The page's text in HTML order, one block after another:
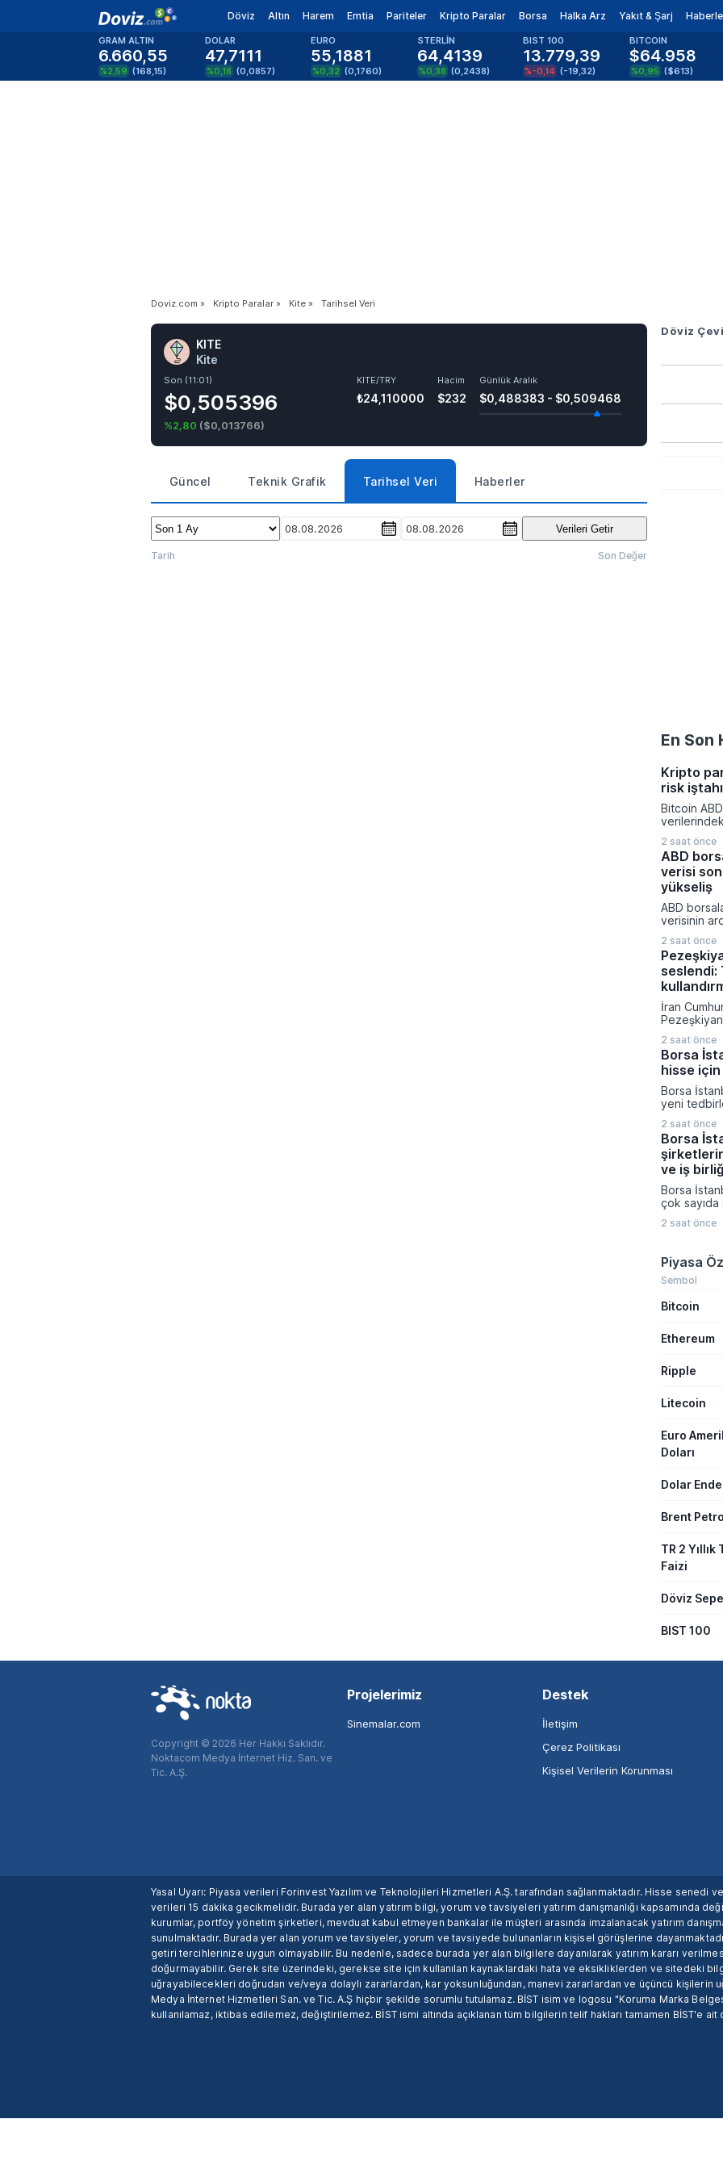
Döviz Altın Harem Emtia Pariteler Kripto Paralar Borsa Halka Arz Yakıt & Şarj
GRAM ALTIN
6.660,55
%2,59 (168,15)
DOLAR
47,7111
%0,18 (0,0857)
EURO
55,1881
%0,32 (0,1760)
STERLİN
64,4139
%0,38 (0,2438)
BIST 100
13.779,39
%-0,14 (-19,32)
BITCOIN
$64.958
%0,95 ($613)
Doviz.com » Kripto Paralar » Kite » Tarihsel Veri
KITE
Kite
Son (11:01)
$0,505396
%2,80 ($0,013766)
KITE/TRY
₺24,110000
Hacim
$232
Günlük Aralık
$0,488383 - $0,509468
Güncel Teknik Grafik Tarihsel Veri Haberler
08.08.2026 08.08.2026 Verileri Getir
Tarih Son Değer
Döviz
En Son
Kripto
risk
Bitcoin
kapattı.
dönemde
2 saat önce
ABD
verisi
yükseliş
ABD
verisinin
artırım
fiyatladı.
güçlü
yukarı
son
elde edildi.
2 saat önce
seslendi:
İran
Pezeşkiyan
diplomatik
vurgu
mesajı
hükümetin
Müslüman
saldırı
gerektiğini
2 saat önce
Borsa
hisse
Borsa
yeni
Platformu
açıklamada
Enerji ve
paylarına
Ağustos
girecek.
2 saat önce
Borsa
ve iş
Borsa
çok sayıda
farklı
birliklerini
Şirketlerin
veriler
üretim
2 saat önce
Piyasa
Sembol
Bitcoin
Ethereum
Ripple
Litecoin
Euro
Doları
Dolar
Brent
TR 2 Yıllık
Faizi
Döviz
BIST 100
Copyright © 2026 Her Hakkı Saklıdır.
Noktacom Medya İnternet Hiz. San. ve
Tic. A.Ş.
Projelerimiz
Sinemalar.com
Destek
İletişim
Çerez Politikası
Kişisel Verilerin Korunması
Yasal Uyarı: Piyasa verileri Forinvest Yazılım ve Teknolojileri Hizmetleri A.Ş. tarafından sağlanmaktadır. Hisse senedi
verileri 15 dakika gecikmelidir. Burada yer alan yatırım bilgi, yorum ve tavsiyeleri yatırım danışmanlığı kapsamında
kurumlar, portföy yönetim şirketleri, mevduat kabul etmeyen bankalar ile müşteri arasında imzalanacak yatırım
sunulmaktadır. Burada yer alan yorum ve tavsiyeler, yorum ve tavsiyede bulunanların kişisel görüşlerine
getiri tercihlerinize uygun olmayabilir. Bu nedenle, sadece burada yer alan bilgilere dayanılarak yatırım kararı
doğurmayabilir. Gerek site üzerindeki, gerekse site için kullanılan kaynaklardaki hata ve eksikliklerden ve sitedeki
uğrayabilecekleri doğrudan ve/veya dolaylı zararlardan, kar yoksunluğundan, manevi zararlardan ve üçüncü kişilerin
Medya İnternet Hizmetleri San. ve Tic. A.Ş hiçbir şekilde sorumlu tutulamaz. BİST isim ve logosu "Koruma Marka
kullanılamaz, iktibas edilemez, değiştirilemez. BİST ismi altında açıklanan tüm bilgilerin telif hakları tamamen BİST'e ait